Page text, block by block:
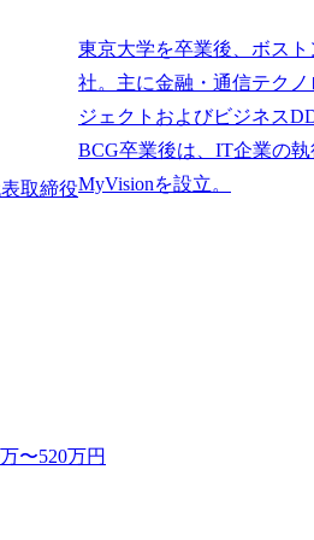
取締役
東京大学を卒業後、ボス
社。主に金融・通信テク
ジェクトおよびビジネス
BCG卒業後は、IT企業の
〜520万円